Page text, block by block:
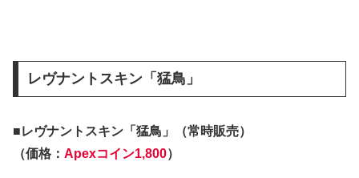
レヴナントスキン「猛鳥」
■レヴナントスキン「猛鳥」（常時販売）
（価格： Apexコイン1,800）